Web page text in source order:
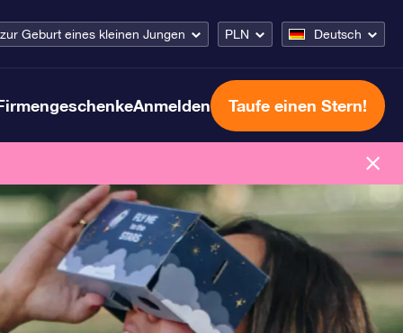
Geburt eines kleinen Jungen PLN Deutsch
Anmelden Taufe einen Stern!